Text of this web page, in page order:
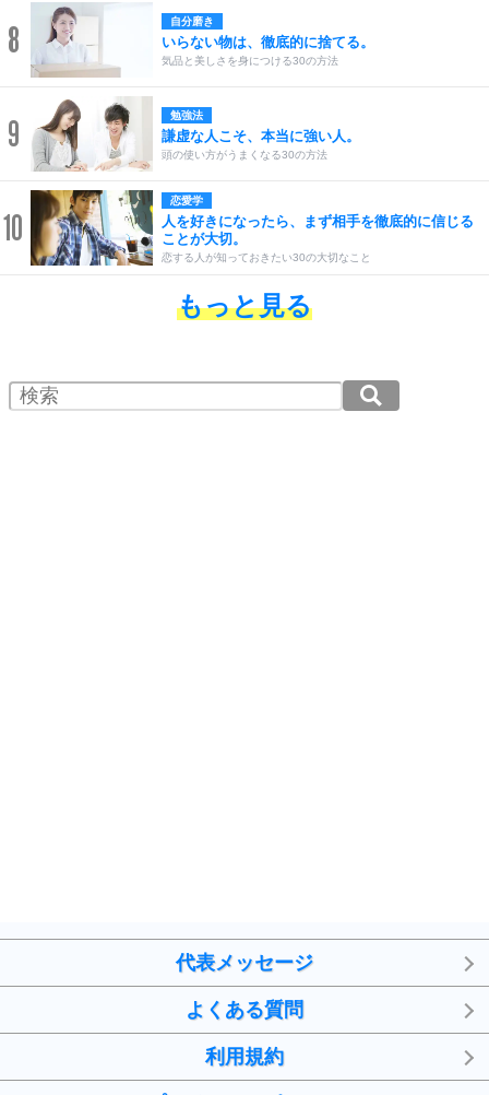
8 自分磨き
いらない物は、徹底的に捨てる。
気品と美しさを身につける30の方法
9 勉強法
謙虚な人こそ、本当に強い人。
頭の使い方がうまくなる30の方法
10
恋愛学
人を好きになったら、まず相手を徹底的に信じる
ことが大切。
恋する人が知っておきたい30の大切なこと
もっと見る
代表メッセージ
よくある質問
利用規約